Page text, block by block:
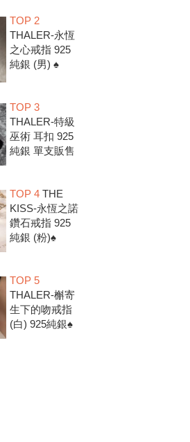
TOP 2
THALER-永恆
之心戒指 925
純銀 (男) ♠
TOP 3
THALER-特級
巫術 耳扣 925
純銀 單支販售
TOP 4THE
KISS-永恆之諾
鑽石戒指 925
純銀 (粉)♠
TOP 5
THALER-槲寄
生下的吻戒指
(白) 925純銀♠